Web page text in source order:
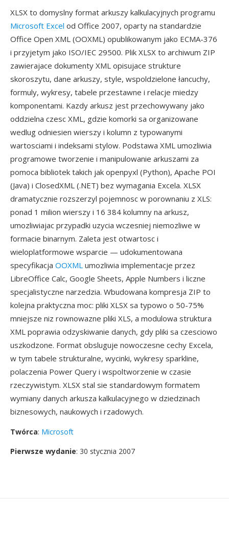
XLSX to domyslny format arkuszy kalkulacyjnych programu
Microsoft Excel od Office 2007, oparty na standardzie
Office Open XML (OOXML) opublikowanym jako ECMA-376
i przyjetym jako ISO/IEC 29500. Plik XLSX to archiwum ZIP
zawierajace dokumenty XML opisujace strukture
skoroszytu, dane arkuszy, style, wspoldzielone łancuchy,
formuly, wykresy, tabele przestawne i relacje miedzy
komponentami. Kazdy arkusz jest przechowywany jako
oddzielna czesc XML, gdzie komorki sa organizowane
wedlug odniesien wierszy i kolumn z typowanymi
wartosciami i indeksami stylow. Podstawa XML umozliwia
programowe tworzenie i manipulowanie arkuszami za
pomoca bibliotek takich jak openpyxl (Python), Apache POI
(Java) i ClosedXML (.NET) bez wymagania Excela. XLSX
dramatycznie rozszerzyl pojemnosc w porownaniu z XLS:
ponad 1 milion wierszy i 16 384 kolumny na arkusz,
umozliwiajac przypadki uzycia wczesniej niemozliwe w
formacie binarnym. Zaleta jest otwartosc i
wieloplatformowe wsparcie — udokumentowana
specyfikacja OOXML umozliwia implementacje przez
LibreOffice Calc, Google Sheets, Apple Numbers i liczne
specjalistyczne narzedzia. Wbudowana kompresja ZIP to
kolejna praktyczna moc: pliki XLSX sa typowo o 50-75%
mniejsze niz rownowazne pliki XLS, a modulowa struktura
XML poprawia odzyskiwanie danych, gdy pliki sa czesciowo
uszkodzone. Format obsluguje nowoczesne cechy Excela,
w tym tabele strukturalne, wycinki, wykresy sparkline,
polaczenia Power Query i wspoltworzenie w czasie
rzeczywistym. XLSX stal sie standardowym formatem
wymiany danych arkusza kalkulacyjnego w dziedzinach
biznesowych, naukowych i rzadowych.
Twórca: Microsoft
Pierwsze wydanie: 30 stycznia 2007